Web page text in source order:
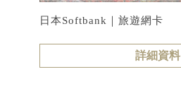
日本Softbank｜旅遊網卡
詳細資料